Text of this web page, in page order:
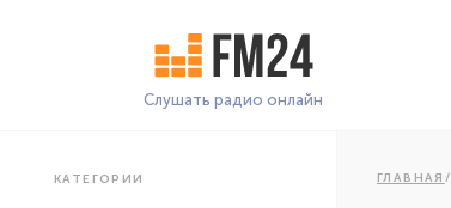
Слушать радио онлайн
КАТЕГОРИИ ГЛАВНАЯ /